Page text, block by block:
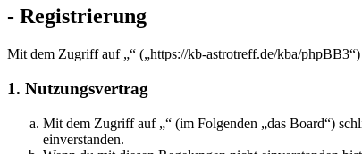
- Registrierung
Mit dem Zugriff auf „“ („https://kb-astrotreff.de/kba/
1. Nutzungsvertrag
Mit dem Zugriff auf „“ (im Folgenden „das Board“)
einverstanden.